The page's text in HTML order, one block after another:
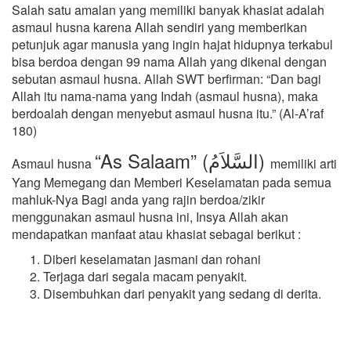
Salah satu amalan yang memiliki banyak khasiat adalah
asmaul husna karena Allah sendiri yang memberikan
petunjuk agar manusia yang ingin hajat hidupnya terkabul
bisa berdoa dengan 99 nama Allah yang dikenal dengan
sebutan asmaul husna. Allah SWT berfirman: “Dan bagi
Allah itu nama-nama yang Indah (asmaul husna), maka
berdoalah dengan menyebut asmaul husna itu.” (Al-A’raf
180)
Asmaul husna
“As Salaam” (السَّلاَمُ) memiliki arti
Yang Memegang dan Memberi Keselamatan pada semua
mahluk-Nya Bagi anda yang rajin berdoa/zikir
menggunakan asmaul husna ini, Insya Allah akan
mendapatkan manfaat atau khasiat sebagai berikut :
Diberi keselamatan jasmani dan rohani
Terjaga dari segala macam penyakit.
Disembuhkan dari penyakit yang sedang di derita.